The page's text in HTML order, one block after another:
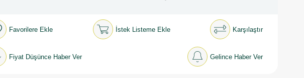
Favorilere Ekle İstek Listeme Ekle Karşılaştır
Fiyat Düşünce Haber Ver Gelince Haber Ver